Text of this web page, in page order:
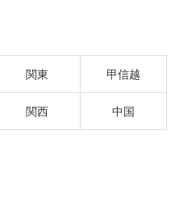
関東 甲信越
関西 中国